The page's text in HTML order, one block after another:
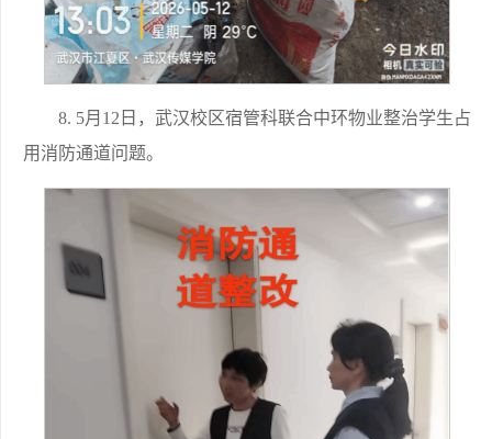
8. 5月12日，武汉校区宿管科联合中环物业整治学生占
用消防通道问题。